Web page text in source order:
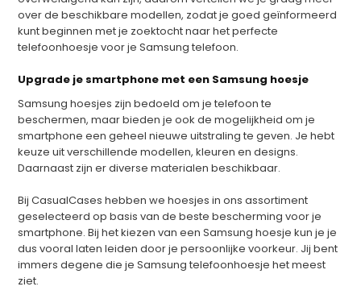
over de beschikbare modellen, zodat je goed geïnformeerd
kunt beginnen met je zoektocht naar het perfecte
telefoonhoesje voor je Samsung telefoon.
Upgrade je smartphone met een Samsung hoesje
Samsung hoesjes zijn bedoeld om je telefoon te
beschermen, maar bieden je ook de mogelijkheid om je
smartphone een geheel nieuwe uitstraling te geven. Je hebt
keuze uit verschillende modellen, kleuren en designs.
Daarnaast zijn er diverse materialen beschikbaar.
Bij CasualCases hebben we hoesjes in ons assortiment
geselecteerd op basis van de beste bescherming voor je
smartphone. Bij het kiezen van een Samsung hoesje kun je je
dus vooral laten leiden door je persoonlijke voorkeur. Jij bent
immers degene die je Samsung telefoonhoesje het meest
ziet.